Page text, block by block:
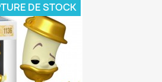
DE STOCK